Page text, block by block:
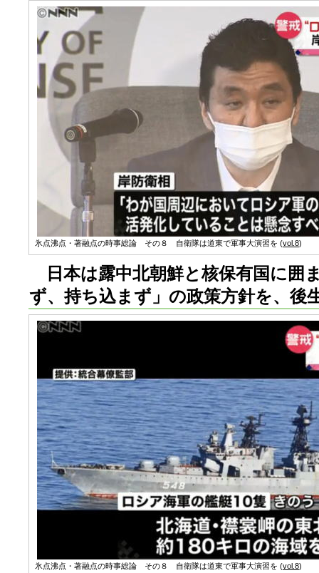
氷点沸点・著融点の時事総論 その８ 自衛隊は道東で軍事大演習を (vol.8)
日本は露中北朝鮮と核保有国に囲
ず、持ち込まず」の政策方針を、後
氷点沸点・著融点の時事総論 その８ 自衛隊は道東で軍事大演習を (vol.8)